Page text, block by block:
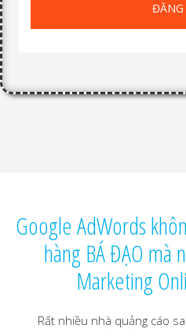
ĐĂNG
Google AdWords
hàng BÁ ĐẠO mà
Marketing
Rất nhiều nhà quảng cáo